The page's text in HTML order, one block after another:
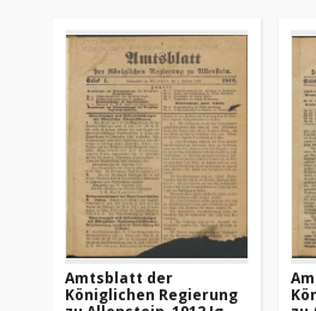
Amtsblatt der
Königlichen Regierung